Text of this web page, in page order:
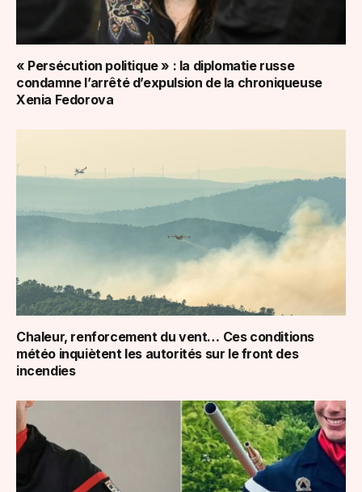
« Persécution politique » : la diplomatie russe
condamne l’arrêté d’expulsion de la chroniqueuse
Xenia Fedorova
Chaleur, renforcement du vent… Ces conditions
météo inquiètent les autorités sur le front des
incendies